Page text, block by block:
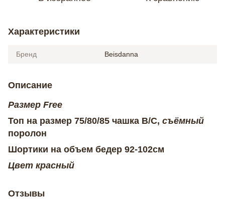
Характеристики
Бренд Beisdanna
Описание
Размер Free
Топ на размер 75/80/85 чашка B/C, съёмный
поролон
Шортики на объем бедер 92-102см
Цвет красный
Отзывы